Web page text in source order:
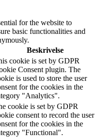
for the website to
basic functionalities and
Beskrivelse
cookie is set by GDPR
Consent plugin. The
is used to store the user
for the cookies in the
"Analytics".
cookie is set by GDPR
consent to record the user
for the cookies in the
"Functional".